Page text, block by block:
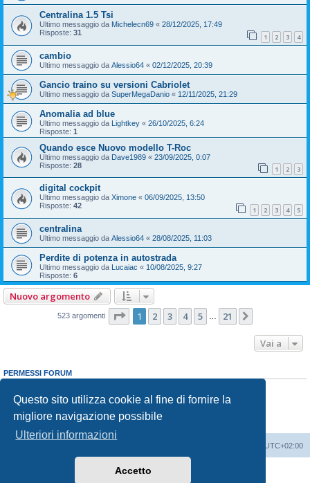
Questo sito utilizza cookie al fine di fornire la
migliore navigazione possibile
Ulteriori informazioni
Accetto
Centralina 1.5 Tsi
Ultimo messaggio da Michelecn69 « 28/12/2025, 17:49
Risposte: 31 1 2 3 4
cambio
Ultimo messaggio da Alessio64 « 02/12/2025, 20:39
Gancio traino su versioni Cabriolet
Ultimo messaggio da SuperMegaDanio « 12/11/2025, 21:29
Anomalia ad blue
Ultimo messaggio da Lightkey « 26/10/2025, 6:24
Risposte: 1
Quando esce Nuovo modello T-Roc
Ultimo messaggio da Dave1989 « 23/09/2025, 0:07
Risposte: 28 1 2 3
digital cockpit
Ultimo messaggio da Ximone « 06/09/2025, 13:50
Risposte: 42 1 2 3 4 5
centralina
Ultimo messaggio da Alessio64 « 28/08/2025, 11:03
Perdite di potenza in autostrada
Ultimo messaggio da Lucaiac « 10/08/2025, 9:27
Risposte: 6
Nuovo argomento
523 argomenti Pagina di 21
1 2 3 4 5 21
Vai a
PERMESSI FORUM
Non puoirispondere negli argomenti
Non puoimodificare i tuoi messaggi
Non puoicancellare i tuoi messaggi
Non puoi
inviare allegati
UTC+02:00
phpBB® Forum Software © phpBB Limited